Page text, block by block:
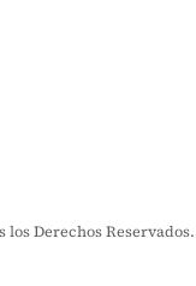
los Derechos